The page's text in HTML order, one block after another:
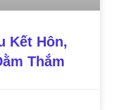
Kết Hôn,
Thắm